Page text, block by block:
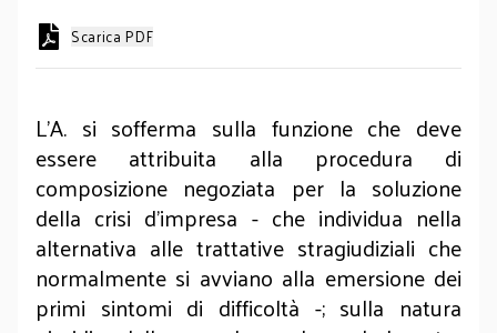
Scarica PDF
L’A. si sofferma sulla funzione che deve
essere attribuita alla procedura di
composizione negoziata per la soluzione
della crisi d’impresa - che individua nella
alternativa alle trattative stragiudiziali che
normalmente si avviano alla emersione dei
primi sintomi di difficoltà -; sulla natura